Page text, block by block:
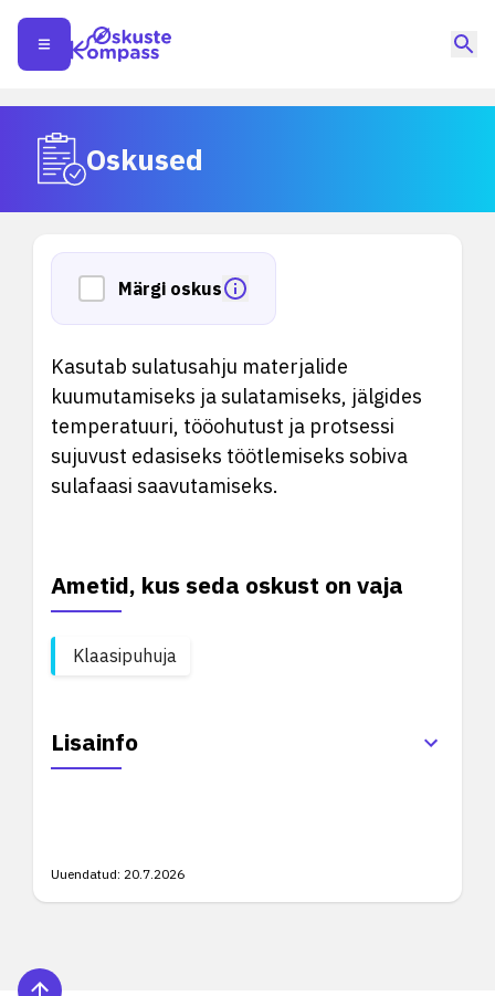
Oskused
Märgi oskus
Kasutab sulatusahju materjalide
kuumutamiseks ja sulatamiseks, jälgides
temperatuuri, tööohutust ja protsessi
sujuvust edasiseks töötlemiseks sobiva
sulafaasi saavutamiseks.
Ametid, kus seda oskust on vaja
Klaasipuhuja
Lisainfo
Uuendatud: 20.7.2026